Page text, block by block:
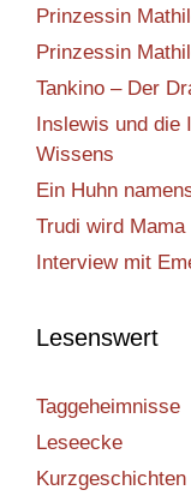
Prinzessin
Prinzessin
Tankino – Der
Inslewis und die
Wissens
Ein Huhn
Trudi wird Mama
Interview mit
Lesenswert
Taggeheimnisse
Leseecke